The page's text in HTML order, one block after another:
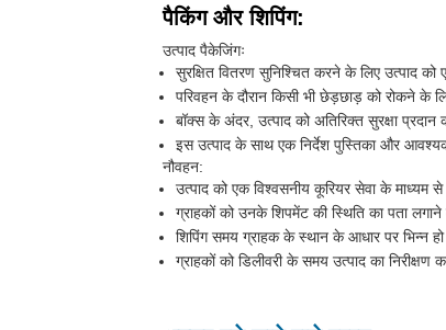
पैकिंग और शिपिंग:
उत्पाद पैकेजिंगः
सुरक्षित वितरण सुनिश्चित करने के लिए उत्पाद को
परिवहन के दौरान किसी भी छेड़छाड़ को रोकने के
बॉक्स के अंदर, उत्पाद को अतिरिक्त सुरक्षा
इस उत्पाद के साथ एक निर्देश पुस्तिका और आवश्यक
नौवहन:
उत्पाद को एक विश्वसनीय कूरियर सेवा के माध्यम से
ग्राहकों को उनके शिपमेंट की स्थिति का पता
शिपिंग समय ग्राहक के स्थान के आधार पर भिन्न
ग्राहकों को डिलीवरी के समय उत्पाद का निरीक्षण